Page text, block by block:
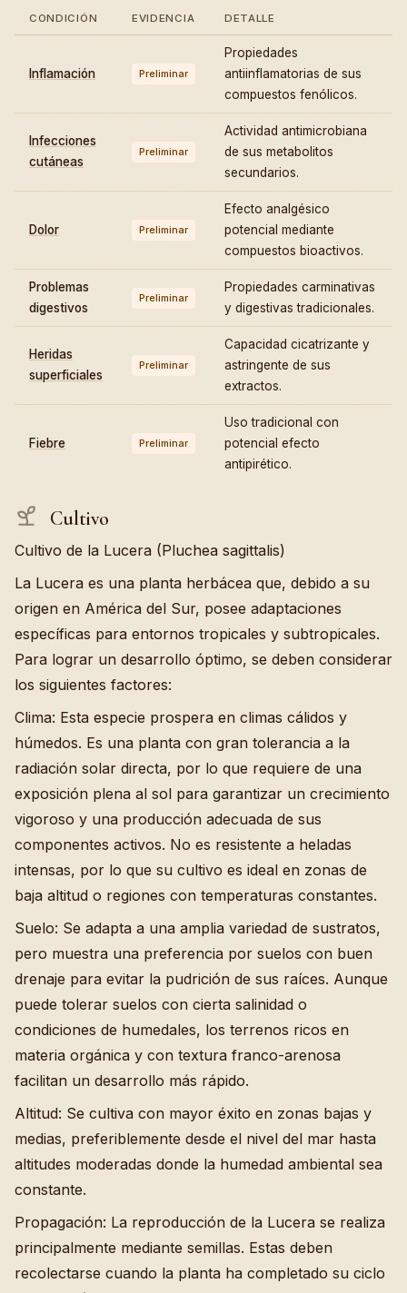
CONDICIÓN EVIDENCIA DETALLE
Inflamación Preliminar
Propiedades
antiinflamatorias de sus
compuestos fenólicos.
Infecciones
cutáneas
Preliminar
Actividad antimicrobiana
de sus metabolitos
secundarios.
Dolor Preliminar
Efecto analgésico
potencial mediante
compuestos bioactivos.
Problemas
digestivos
Preliminar
Propiedades carminativas
y digestivas tradicionales.
Heridas
superficiales
Preliminar
Capacidad cicatrizante y
astringente de sus
extractos.
Fiebre Preliminar
Uso tradicional con
potencial efecto
antipirético.
Cultivo
Cultivo de la Lucera (Pluchea sagittalis)
La Lucera es una planta herbácea que, debido a su
origen en América del Sur, posee adaptaciones
específicas para entornos tropicales y subtropicales.
Para lograr un desarrollo óptimo, se deben considerar
los siguientes factores:
Clima: Esta especie prospera en climas cálidos y
húmedos. Es una planta con gran tolerancia a la
radiación solar directa, por lo que requiere de una
exposición plena al sol para garantizar un crecimiento
vigoroso y una producción adecuada de sus
componentes activos. No es resistente a heladas
intensas, por lo que su cultivo es ideal en zonas de
baja altitud o regiones con temperaturas constantes.
Suelo: Se adapta a una amplia variedad de sustratos,
pero muestra una preferencia por suelos con buen
drenaje para evitar la pudrición de sus raíces. Aunque
puede tolerar suelos con cierta salinidad o
condiciones de humedales, los terrenos ricos en
materia orgánica y con textura franco-arenosa
facilitan un desarrollo más rápido.
Altitud: Se cultiva con mayor éxito en zonas bajas y
medias, preferiblemente desde el nivel del mar hasta
altitudes moderadas donde la humedad ambiental sea
constante.
Propagación: La reproducción de la Lucera se realiza
principalmente mediante semillas. Estas deben
recolectarse cuando la planta ha completado su ciclo